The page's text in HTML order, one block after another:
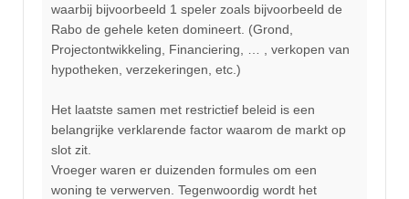
waarbij bijvoorbeeld 1 speler zoals bijvoorbeeld de
Rabo de gehele keten domineert. (Grond,
Projectontwikkeling, Financiering, … , verkopen van
hypotheken, verzekeringen, etc.)
Het laatste samen met restrictief beleid is een
belangrijke verklarende factor waarom de markt op
slot zit.
Vroeger waren er duizenden formules om een
woning te verwerven. Tegenwoordig wordt het